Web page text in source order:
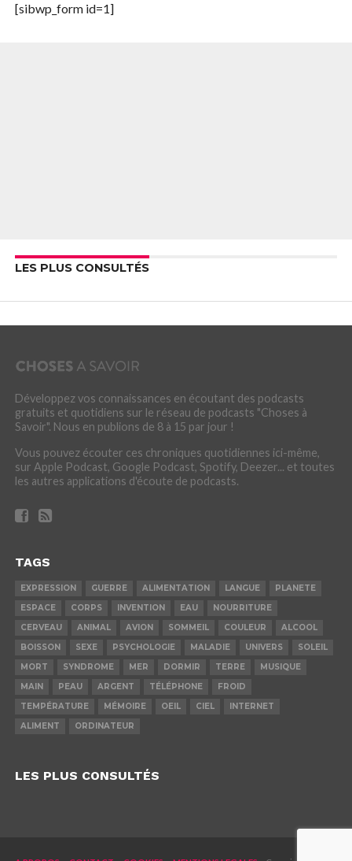
[sibwp_form id=1]
LES PLUS CONSULTÉS
Développez vos connaissances en écoutant des podcasts
gratuits et quotidiens sur le réseau de podcasts "Choses à
Savoir". Nous en publions de 8 à 15 par jour !
Vous pouvez écouter ces chroniques quotidiennes ici-même,
sur Apple Podcast, Google Podcast, Spotify, Deezer... et toutes
les autres applications d'écoute de podcasts.
TAGS
EXPRESSION GUERRE ALIMENTATION LANGUE
PLANETE
ESPACE
CORPS INVENTION EAU
NOURRITURE
CERVEAU
ANIMAL AVION SOMMEIL COULEUR
ALCOOL
BOISSON
SEXE PSYCHOLOGIE MALADIE UNIVERS
SOLEIL
MORT
SYNDROME MER DORMIR TERRE
MUSIQUE
MAIN
PEAU ARGENT TÉLÉPHONE
FROID
TEMPÉRATURE
MÉMOIRE OEIL CIEL
INTERNET
ALIMENT
ORDINATEUR
LES PLUS CONSULTÉS